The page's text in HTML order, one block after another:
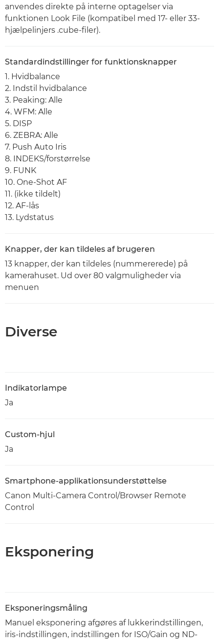
anvendes direkte på interne optagelser via
funktionen Look File (kompatibel med 17- eller 33-
hjælpelinjers .cube-filer).
Standardindstillinger for funktionsknapper
1. Hvidbalance
2. Indstil hvidbalance
3. Peaking: Alle
4. WFM: Alle
5. DISP
6. ZEBRA: Alle
7. Push Auto Iris
8. INDEKS/forstørrelse
9. FUNK
10. One-Shot AF
11. (ikke tildelt)
12. AF-lås
13. Lydstatus
Knapper, der kan tildeles af brugeren
13 knapper, der kan tildeles (nummererede) på
kamerahuset. Ud over 80 valgmuligheder via
menuen
Diverse
Indikatorlampe
Ja
Custom-hjul
Ja
Smartphone-applikationsunderstøttelse
Canon Multi-Camera Control/Browser Remote
Control
Eksponering
Eksponeringsmåling
Manuel eksponering afgøres af lukkerindstillingen,
iris-indstillingen, indstillingen for ISO/Gain og ND-